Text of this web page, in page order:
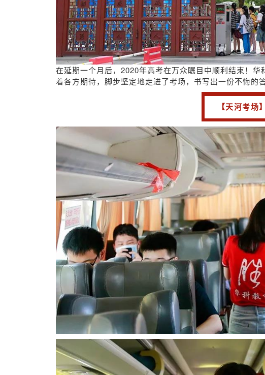
在延期一个月后，2020年高考在万众瞩目中顺利结束！ 华
着各方期待，脚步坚定地走进了考场，书写出一份不悔的答
【天河考场】